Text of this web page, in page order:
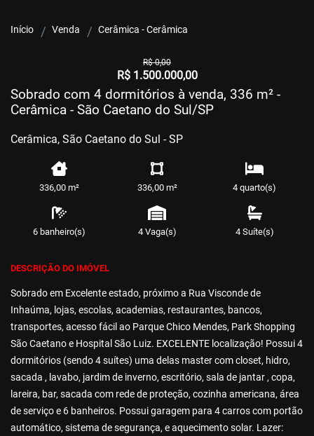
Início Venda Cerâmica - Cerâmica
R$ 0,00
R$ 1.500.000,00
Sobrado com 4 dormitórios à venda, 336 m² -
Cerâmica - São Caetano do Sul/SP
Cerâmica, São Caetano do Sul - SP
336,00 m² 336,00 m² 4 quarto(s)
6 banheiro(s) 4 Vaga(s) 4 Suíte(s)
DESCRIÇÃO DO IMÓVEL
Sobrado em Excelente estado, próximo a Rua Visconde de
Inhaúma, lojas, escolas, academias, restaurantes, bancos,
transportes, acesso fácil ao Parque Chico Mendes, Park Shopping
São Caetano e Hospital São Luiz. EXCELENTE localização! Possui 4
dormitórios (sendo 4 suítes) uma delas master com closet, hidro,
sacada , lavabo, jardim de inverno, escritório, sala de jantar , copa,
lareira, bar, sacada com rede de proteção, cozinha americana, área
de serviço e 6 banheiros. Possui garagem para 4 carros com portão
automático, sistema de segurança, e aquecimento solar. Lazer: